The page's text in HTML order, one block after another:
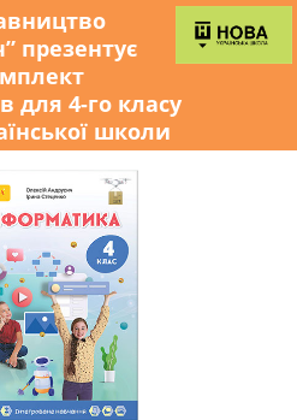
презентує
для 4-го класу
школи